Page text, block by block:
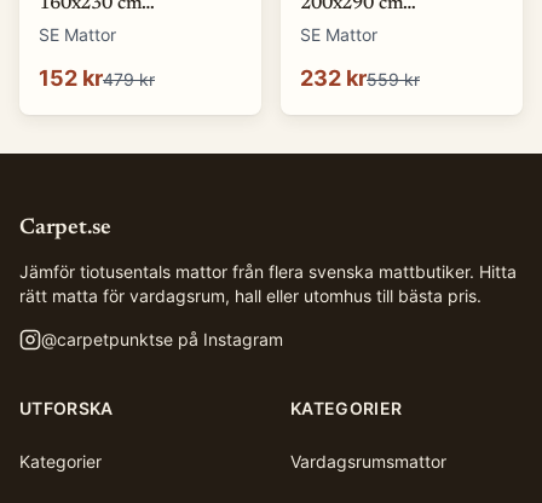
Wiltonmatta
SE Mattor
152 kr479 kr
Wiltonmatta
SE Mattor
232 kr559 kr
Carpet.se
Jämför tiotusentals mattor från flera svenska mattbutiker. Hitta
rätt matta för vardagsrum, hall eller utomhus till bästa pris.
@carpetpunktse på Instagram
UTFORSKA
Kategorier
KATEGORIER
Vardagsrumsmattor